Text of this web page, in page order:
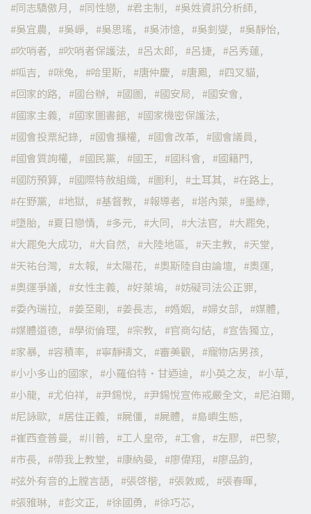
同志驕傲月 同性戀 君主制
吳姓資訊分析師
吳宜農
吳崢 吳思瑤 吳沛憶 吳釗燮
吳靜怡
吹哨者
吹哨者保護法 呂太郎 呂捷
呂秀蓮
呱吉
咪兔 哈里斯 唐仲慶 唐鳳
四叉貓
回家的路
國台辦 國圖 國安局
國安會
國家主義
國家圖書館
國家機密保護法
國會投票紀錄
國會擴權 國會改革
國會議員
國會質詢權
國民黨 國王 國科會
國籍門
國防預算
國際特赦組織 圖利 土耳其
在路上
在野黨
地獄 基督教 報導者 塔內萊
墨綠
墮胎
夏日戀情 多元 大同 大法官
大罷免
大罷免大成功
大自然 大陸地區 天主教
天堂
天祐台灣
太報 太陽花 奧斯陸自由論壇
奧運
奧運爭議
女性主義 好萊塢
妨礙司法公正罪
委內瑞拉
姜至剛 姜長志 婚姻 婦女部
媒體
媒體道德
學術倫理 宗教 官商勾結
宣告獨立
家暴
容積率 寧靜禱文 審美觀
寵物店男孩
小小多山的國家
小羅伯特·甘迺迪 小英之友
小草
小龍
尤伯祥 尹錫悅 尹錫悅宣佈戒嚴全文
尼泊爾
尼詠歐
居住正義 屍僵 屍體
島嶼生態
崔西查普曼
川普 工人皇帝 工會 左膠
巴黎
市長
帶我上教堂 康納曼 廖偉翔
廖品鈞
弦外有音的上膛言語
張啓楷 張敦威
張春暉
張雅琳
彭文正 徐國勇
徐巧芯